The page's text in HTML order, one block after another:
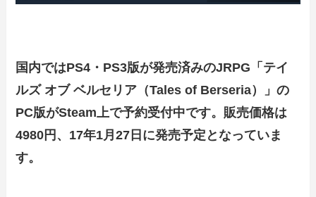
国内ではPS4・PS3版が発売済みのJRPG「テイ
ルズ オブ ベルセリア（Tales of Berseria）」の
PC版がSteam上で予約受付中です。販売価格は
4980円、17年1月27日に発売予定となっていま
す。